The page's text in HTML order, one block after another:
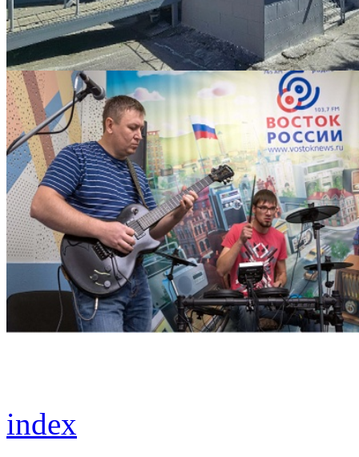
index